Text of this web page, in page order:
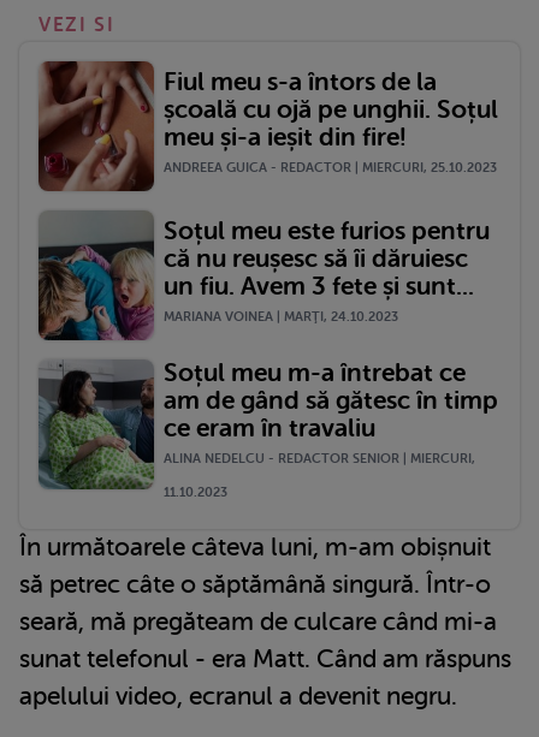
VEZI SI
Fiul meu s-a întors de la
școală cu ojă pe unghii. Soțul
meu și-a ieșit din fire!
ANDREEA GUICA - REDACTOR | MIERCURI, 25.10.2023
Soțul meu este furios pentru
că nu reușesc să îi dăruiesc
un fiu. Avem 3 fete și sunt...
MARIANA VOINEA | MARŢI, 24.10.2023
Soțul meu m-a întrebat ce
am de gând să gătesc în timp
ce eram în travaliu
ALINA NEDELCU - REDACTOR SENIOR | MIERCURI,
11.10.2023
În următoarele câteva luni, m-am obișnuit
să petrec câte o săptămână singură. Într-o
seară, mă pregăteam de culcare când mi-a
sunat telefonul - era Matt. Când am răspuns
apelului video, ecranul a devenit negru.